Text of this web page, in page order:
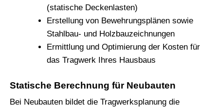
(statische Deckenlasten)
Erstellung von Bewehrungsplänen sowie
Stahlbau- und Holzbauzeichnungen
Ermittlung und Optimierung der Kosten für
das Tragwerk Ihres Hausbaus
Statische Berechnung für Neubauten
Bei Neubauten bildet die Tragwerksplanung die